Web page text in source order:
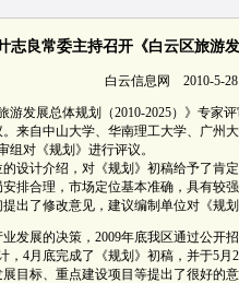
志良常委主持召开《白云区旅游
白云信息网 2010-5-28
游发展总体规划（2010-2025）》专家
来自中山大学、华南理工大学、广州
组对《规划》进行评议。
计介绍，对《规划》初稿给予了肯
排合理，市场定位基本准确，具有较
出了修改意见，建议编制单位对《规
展的决策，2009年底我区通过公开
，4月底完成了《规划》初稿，并于5
目标、重点建设项目等提出了很好的